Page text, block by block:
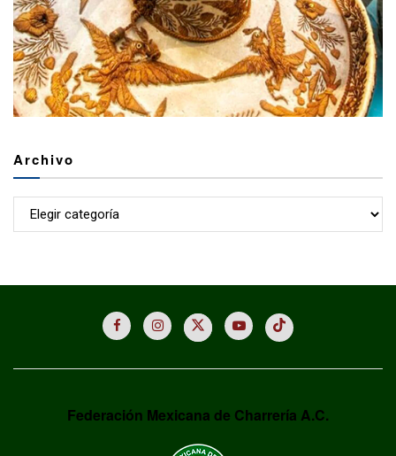
Archivo
Archivo
Federación Mexicana de Charrería A.C.